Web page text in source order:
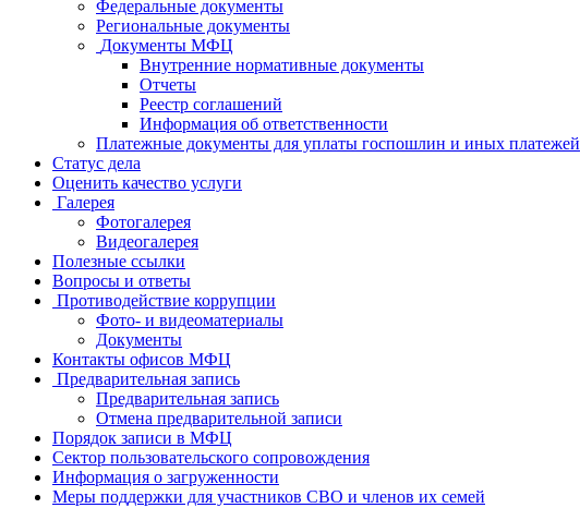
Федеральные документы
Региональные документы
Документы МФЦ
Внутренние нормативные документы
Отчеты
Реестр соглашений
Информация об ответственности
Платежные документы для уплаты госпошлин и иных платежей
Статус дела
Оценить качество услуги
Галерея
Фотогалерея
Видеогалерея
Полезные ссылки
Вопросы и ответы
Противодействие коррупции
Фото- и видеоматериалы
Документы
Контакты офисов МФЦ
Предварительная запись
Предварительная запись
Отмена предварительной записи
Порядок записи в МФЦ
Сектор пользовательского сопровождения
Информация о загруженности
Меры поддержки для участников СВО и членов их семей